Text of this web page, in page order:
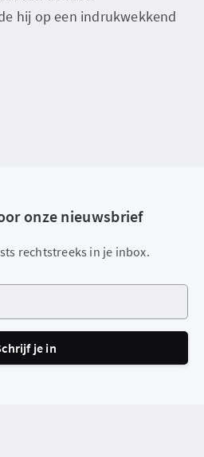
hij op een indrukwekkend
onze nieuwsbrief
rechtstreeks in je inbox.
je in